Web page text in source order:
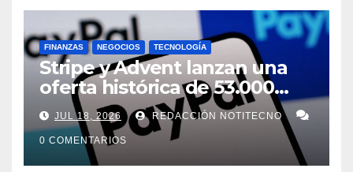
FINANZAS NEGOCIOS TECNOLOGÍA
Stripe y Advent lanzan una
oferta histórica de 53.000
millones de dólares para
comprar PayPal
JUL 18, 2026 REDACCIÓN NOTITECNO
0 COMENTARIOS